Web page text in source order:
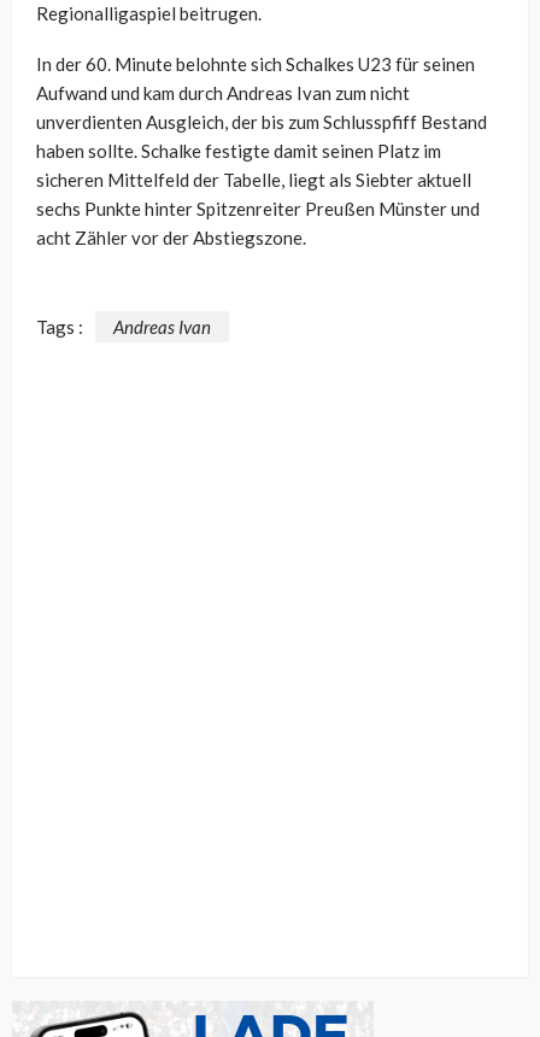
Regionalligaspiel beitrugen.
In der 60. Minute belohnte sich Schalkes U23 für seinen
Aufwand und kam durch Andreas Ivan zum nicht
unverdienten Ausgleich, der bis zum Schlusspfiff Bestand
haben sollte. Schalke festigte damit seinen Platz im
sicheren Mittelfeld der Tabelle, liegt als Siebter aktuell
sechs Punkte hinter Spitzenreiter Preußen Münster und
acht Zähler vor der Abstiegszone.
Tags : Andreas Ivan